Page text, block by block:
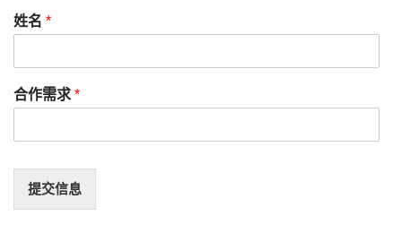
姓名 *
合作需求 *
提交信息